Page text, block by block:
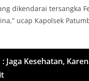
dikendarai tersangka
ucap Kapolsek
Jaga Kesehatan,